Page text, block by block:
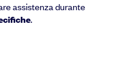
assistenza durante
.